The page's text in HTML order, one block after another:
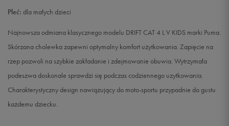
24 15 cm Powiadom o dostępności
15,5 cm
16 cm Powiadom o dostępności
Płeć: dla małych dzieci
Najnowsza odmiana klasycznego modelu DRIFT CAT 4 L V KIDS marki Puma.
Skórzana cholewka zapewni optymalny komfort użytkowania. Zapięcie na
rzep pozwoli na szybkie zakładanie i zdejmowanie obuwia. Wytrzymała
podeszwa doskonale sprawdzi się podczas codziennego uzytkowania.
Charakterystyczny design nawiązujący do moto-sportu przypadnie do gustu
każdemu dziecku.